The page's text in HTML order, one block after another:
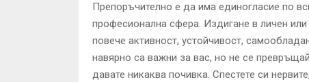
Препоръчително е да има единогласие по
професионална сфера. Издигане в личен
повече активност, устойчивост,
навярно са важни за вас, но не се
давате никаква почивка. Спестете си